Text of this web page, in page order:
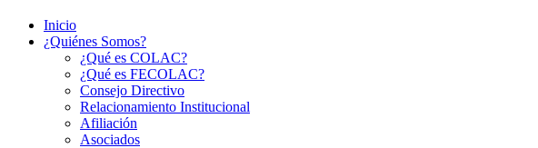
Inicio
¿Quiénes Somos?
¿Qué es COLAC?
¿Qué es FECOLAC?
Consejo Directivo
Relacionamiento Institucional
Afiliación
Asociados